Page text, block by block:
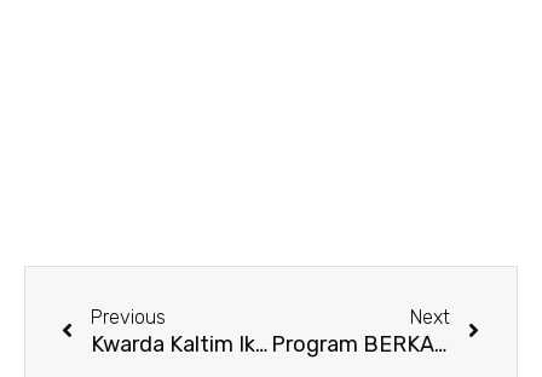
Previous
Kwarda Kaltim Ikuti Pemaparan Hasil Sidang Kelompok III Rakernas Gerakan Pramuka 2026
Next
Program BERKAH DKD Kaltim: Berbagi Kasih di Bulan Ramadan